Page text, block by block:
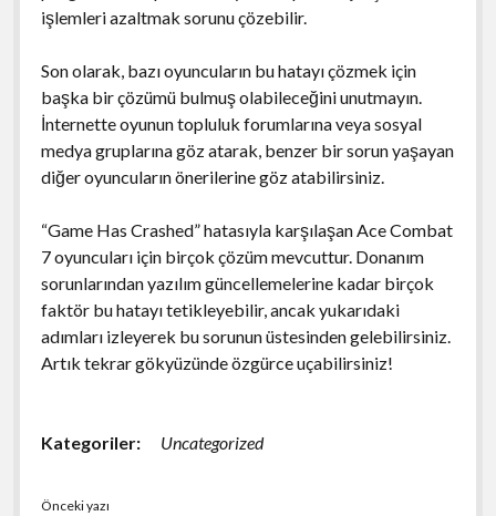
işlemleri azaltmak sorunu çözebilir.
Son olarak, bazı oyuncuların bu hatayı çözmek için
başka bir çözümü bulmuş olabileceğini unutmayın.
İnternette oyunun topluluk forumlarına veya sosyal
medya gruplarına göz atarak, benzer bir sorun yaşayan
diğer oyuncuların önerilerine göz atabilirsiniz.
“Game Has Crashed” hatasıyla karşılaşan Ace Combat
7 oyuncuları için birçok çözüm mevcuttur. Donanım
sorunlarından yazılım güncellemelerine kadar birçok
faktör bu hatayı tetikleyebilir, ancak yukarıdaki
adımları izleyerek bu sorunun üstesinden gelebilirsiniz.
Artık tekrar gökyüzünde özgürce uçabilirsiniz!
Kategoriler: Uncategorized
Önceki yazı